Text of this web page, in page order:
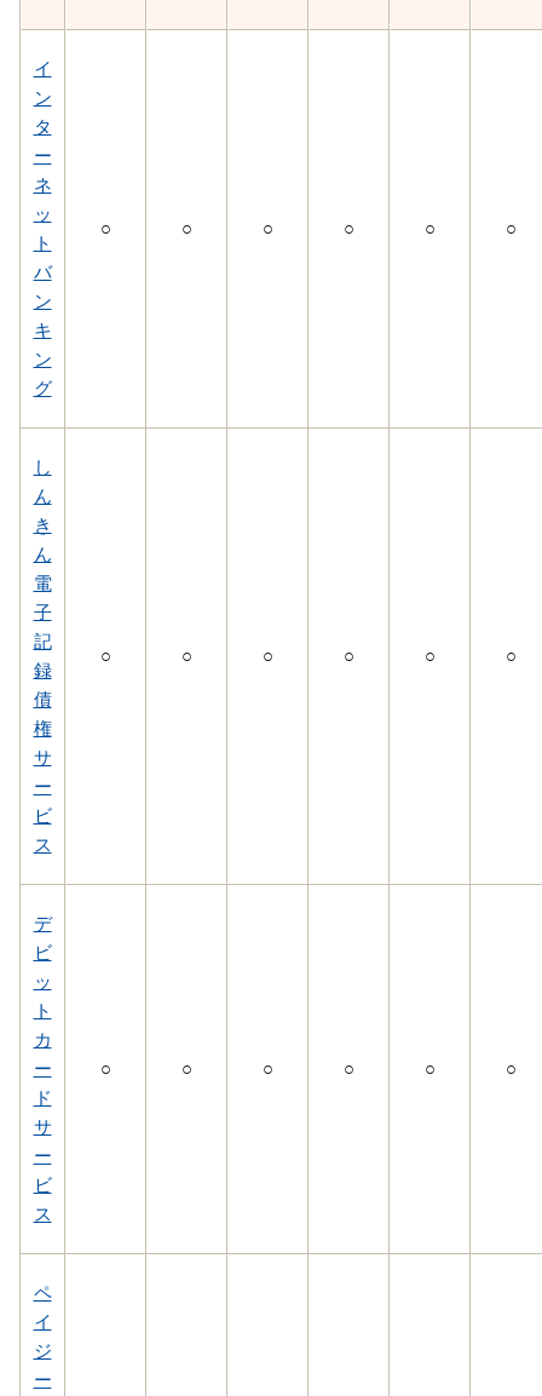
イ
ン
タ
ー
ネ
ッ
ト
バ
ン
キ
ン
グ
○ ○ ○ ○ ○ ○
し
ん
き
ん
電
子
記
録
債
権
サ
ー
ビ
ス
○ ○ ○ ○ ○ ○
デ
ビ
ッ
ト
カ
ー
ド
サ
ー
ビ
ス
○ ○ ○ ○ ○ ○
ペ
イ
ジ
ー